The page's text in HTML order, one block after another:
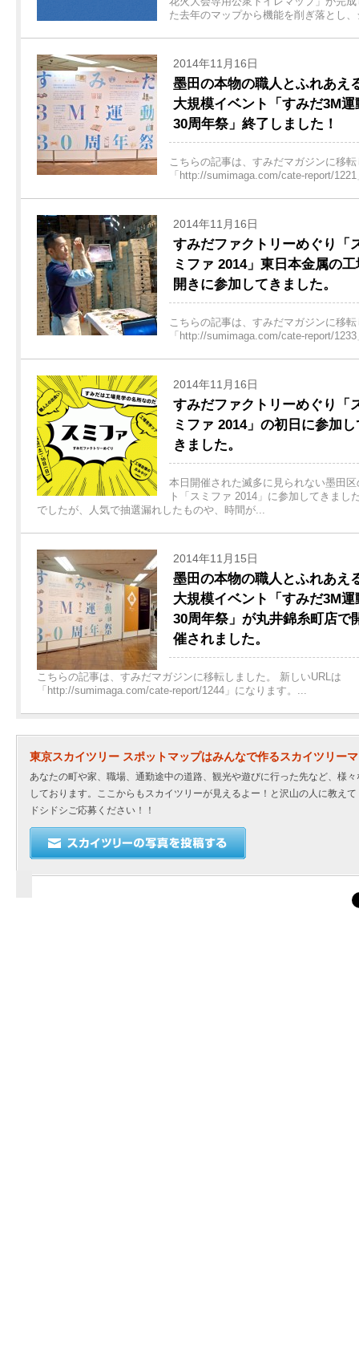
た去年のマップから機能を削ぎ落とし
2014年11月16日
墨田の本物の職人とふれあえ
大規模イベント「すみだ3M運
30周年祭」終了しました！
こちらの記事は、すみだマガジンに移
「http://sumimaga.com/cate-report/
2014年11月16日
すみだファクトリーめぐり「
ミファ 2014」東日本金属の工
開きに参加してきました。
こちらの記事は、すみだマガジンに移
「http://sumimaga.com/cate-report/
2014年11月16日
すみだファクトリーめぐり「
ミファ 2014」の初日に参加し
きました。
本日開催された滅多に見られない墨田
ト「スミファ 2014」に参加してきまし
でしたが、人気で抽選漏れしたものや、時間が...
2014年11月15日
墨田の本物の職人とふれあえ
大規模イベント「すみだ3M運
30周年祭」が丸井錦糸町店で
催されました。
こちらの記事は、すみだマガジンに移転しました。 新しいURLは
「http://sumimaga.com/cate-report/1244」になります。...
東京スカイツリー スポットマップはみんなで作るスカイツリー
あなたの町や家、職場、通勤途中の道路、観光や遊びに行った先など、様
しております。ここからもスカイツリーが見えるよー！と沢山の人に教え
ドシドシご応募ください！！